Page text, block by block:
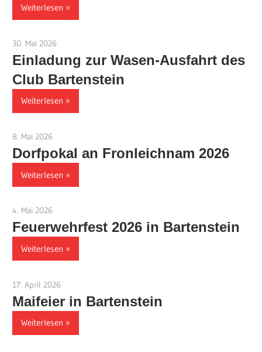
Weiterlesen
30. Mai 2026
Einladung zur Wasen-Ausfahrt des
Club Bartenstein
Weiterlesen
8. Mai 2026
Dorfpokal an Fronleichnam 2026
Weiterlesen
4. Mai 2026
Feuerwehrfest 2026 in Bartenstein
Weiterlesen
17. April 2026
Maifeier in Bartenstein
Weiterlesen